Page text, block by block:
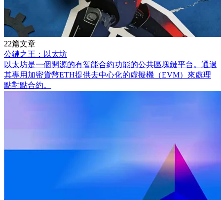
22篇文章
公鏈之王：以太坊
以太坊是一個開源的有智能合約功能的公共區塊鏈平台。通過
其專用加密貨幣ETH提供去中心化的虛擬機（EVM）來處理
點對點合約。